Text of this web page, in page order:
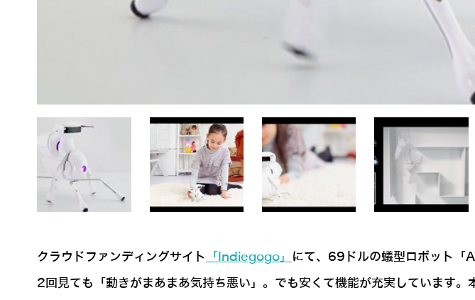
クラウドファンディングサイト 「Indiegogo」
にて、69ドルの蟻型ロボット「
2回見ても「動きがまあまあ気持ち悪い」。でも安くて機能が充実しています